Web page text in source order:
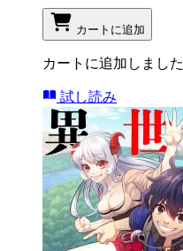
カートに追加
カートに追加しました
試し読み